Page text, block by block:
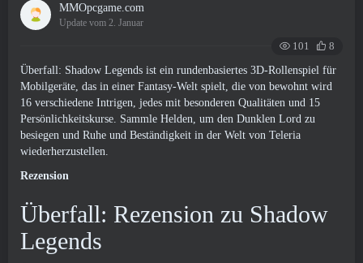
MMOpcgame.com
Update vom 2. Januar
101
8
Überfall: Shadow Legends ist ein rundenbasiertes 3D-Rollenspiel für
Mobilgeräte, das in einer Fantasy-Welt spielt, die von bewohnt wird
16 verschiedene Intrigen, jedes mit besonderen Qualitäten und 15
Persönlichkeitskurse. Sammle Helden, um den Dunklen Lord zu
besiegen und Ruhe und Beständigkeit in der Welt von Teleria
wiederherzustellen.
Rezension
Überfall: Rezension zu Shadow
Legends